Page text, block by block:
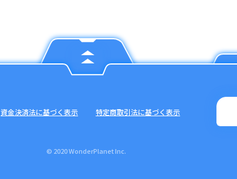
資金決済法に基づく表示 特定商取引法に基づく表示
© 2020 WonderPlanet Inc.